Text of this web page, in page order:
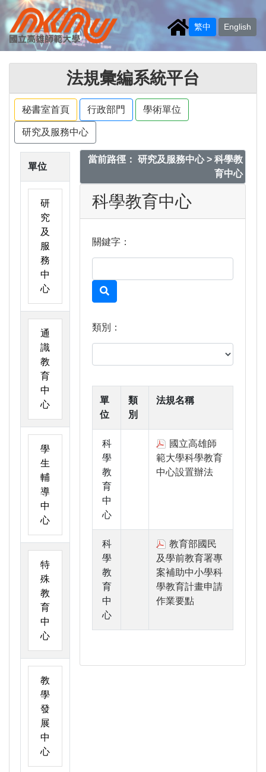
繁中 English
法規彙編系統平台
秘書室首頁 行政部門 學術單位
研究及服務中心
單位
研
究
及
服
務
中
心
通
識
教
育
中
心
學
生
輔
導
中
心
特
殊
教
育
中
心
教
學
發
展
中
心
當前路徑： 研究及服務中心 > 科學教
育中心
科學教育中心
關鍵字：
類別：
單
位
類
別
法規名稱
科
學
教
育
中
心
國立高雄師
範大學科學教育
中心設置辦法
科
學
教
育
中
心
教育部國民
及學前教育署專
案補助中小學科
學教育計畫申請
作業要點